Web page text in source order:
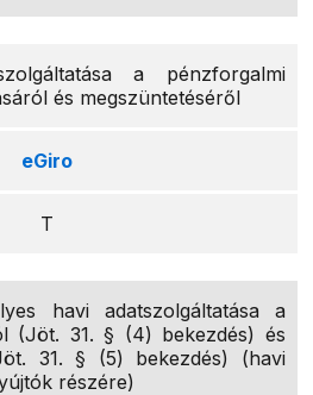
a pénzforgalmi
és megszüntetéséről
eGiro
T
havi adatszolgáltatása a
(Jöt. 31. § (4) bekezdés) és
31. § (5) bekezdés) (havi
részére)